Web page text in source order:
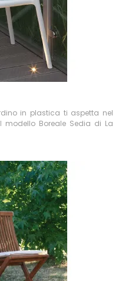
in plastica ti aspetta nel
Boreale Sedia di La